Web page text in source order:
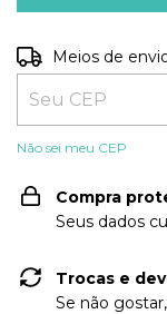
Entregas para o
Meios de
Não sei meu CEP
Compra
Seus dados
Trocas e
Se não